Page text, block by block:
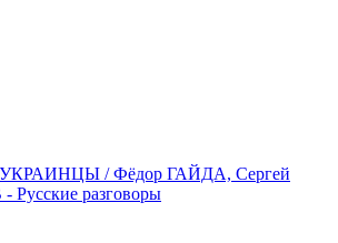
/ Фёдор ГАЙДА, Сергей
разговоры